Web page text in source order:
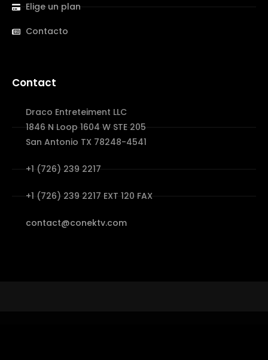
Elige un plan
Contacto
Contact
Draco Entreteiment LLC
1846 N Loop 1604 W STE 205
San Antonio TX 78248-4541
+1 (726) 239 2217
+1 (726) 239 2217 EXT 120 FAX
contact@conektv.com